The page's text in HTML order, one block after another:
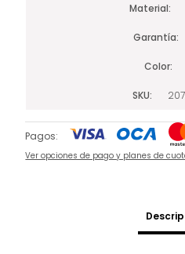
Material
Garantía
Color
SKU
Pagos:
Ver opciones de pago y planes de